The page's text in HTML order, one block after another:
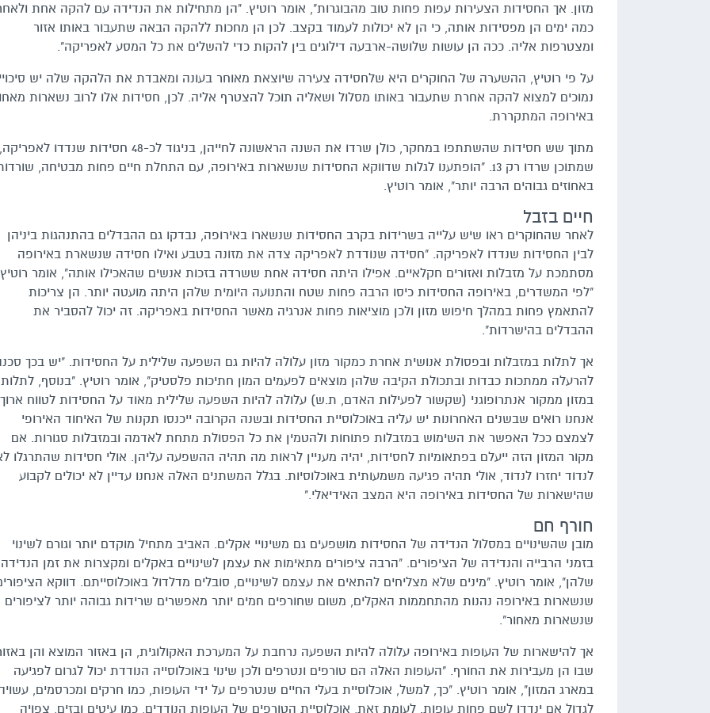
מזון. אך החסידות הצעירות עפות פחות טוב מהבוגרות", אומר רוטיץ. "הן מתחילות את הנדידה עם להקה אחת
כמה ימים הן מפסידות אותה, כי הן לא יכולות לעמוד בקצב. לכן הן מחכות ללהקה הבאה שתעבור באותו אזור
ומצטרפות אליה. ככה הן עושות שלושה-ארבעה דילוגים בין להקות כדי להשלים את כל המסע לאפריקה".
על פי רוטיץ, ההשערה של החוקרים היא שלחסידה צעירה שיוצאת מאוחר בעונה ומאבדת את הלהקה שלה יש
נמוכים למצוא להקה אחרת שתעבור באותו מסלול ושאליה תוכל להצטרף אליה. לכן, חסידות אלו לרוב נשארות
באירופה המתקררת.
מתוך שש חסידות שהשתתפו במחקר, כולן שרדו את השנה הראשונה לחייהן, בניגוד לכ-48 חסידות שנדדו לאפריקה,
שמתוכן שרדו רק 13. "הופתענו לגלות שדווקא החסידות שנשארות באירופה, עם התחלת חיים פחות מבטיחה,
באחוזים גבוהים הרבה יותר", אומר רוטיץ.
חיים בזבל
לאחר שהחוקרים ראו שיש עלייה בשרידות בקרב החסידות שנשארו באירופה, נבדקו גם ההבדלים בהתנהגות ביניהן
לבין החסידות שנדדו לאפריקה. "חסידה שנודדת לאפריקה צדה את מזונה בטבע ואילו חסידה שנשארת באירופה
מסתמכת על מזבלות ואזורים חקלאיים. אפילו היתה חסידה אחת ששרדה בזכות אנשים שהאכילו אותה", אומר
"לפי המשדרים, באירופה החסידות כיסו הרבה פחות שטח והתנועה היומית שלהן היתה מועטה יותר. הן צריכות
להתאמץ פחות במהלך חיפוש מזון ולכן מוציאות פחות אנרגיה מאשר החסידות באפריקה. זה יכול להסביר את
ההבדלים בהישרדות".
אך לתלות במזבלות ובפסולת אנושית אחרת כמקור מזון עלולה להיות גם השפעה שלילית על החסידות. "יש בכך
להרעלה ממתכות כבדות ובתכולת הקיבה שלהן מוצאים לפעמים המון חתיכות פלסטיק", אומר רוטיץ. "בנוסף, לתלות
במזון ממקור אנתרופוגני (שקשור לפעילות האדם, ת.ש) עלולה להיות השפעה שלילית מאוד על החסידות לטווח
אנחנו רואים שבשנים האחרונות יש עליה באוכלוסיית החסידות ובשנה הקרובה ייכנסו תקנות של האיחוד האירופי
לצמצם ככל האפשר את השימוש במזבלות פתוחות ולהטמין את כל הפסולת מתחת לאדמה ובמזבלות סגורות. אם
מקור המזון הזה ייעלם בפתאומיות לחסידות, יהיה מעניין לראות מה תהיה ההשפעה עליהן. אולי חסידות שהתרגלו
לנדוד יחזרו לנדוד, אולי תהיה פגיעה משמעותית באוכלוסיות. בגלל המשתנים האלה אנחנו עדיין לא יכולים לקבוע
שהישארות של החסידות באירופה היא המצב האידיאלי."
חורף חם
מובן שהשינויים במסלול הנדידה של החסידות מושפעים גם משינויי אקלים. האביב מתחיל מוקדם יותר וגורם לשינוי
בזמני הרבייה והנדידה של הציפורים. "הרבה ציפורים מתאימות את עצמן לשינויים באקלים ומקצרות את זמן הנדידה
שלהן", אומר רוטיץ. "מינים שלא מצליחים להתאים את עצמם לשינויים, סובלים מדלדול באוכלוסייתם. דווקא
שנשארות באירופה נהנות מהתחממות האקלים, משום שחורפים חמים יותר מאפשרים שרידות גבוהה יותר לציפורים
שנשארות מאחור".
אך להישארות של העופות באירופה עלולה להיות השפעה נרחבת על המערכת האקולוגית, הן באזור המוצא והן
שבו הן מעבירות את החורף. "העופות האלה הם טורפים ונטרפים ולכן שינוי באוכלוסייה הנודדת יכול לגרום לפגיעה
במארג המזון", אומר רוטיץ. "כך, למשל, אוכלוסיית בעלי החיים שנטרפים על ידי העופות, כמו חרקים ומכרסמים,
לגדול אם ינדדו לשם פחות עופות. לעומת זאת, אוכלוסיית הטורפים של העופות הנודדים, כמו עיטים ובזים, צפויה